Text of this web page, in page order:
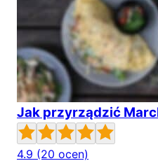
Jak przyrządzić
4.9 (20 ocen)